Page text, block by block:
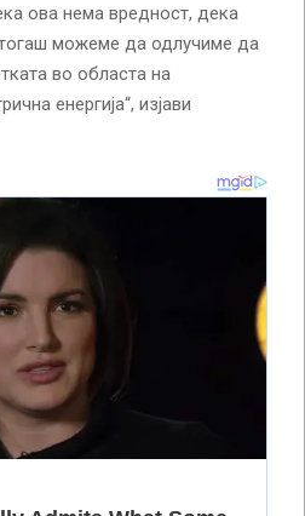
ова нема вредност, дека
можеме да одлучиме да
во областа на
енергија“, изјави